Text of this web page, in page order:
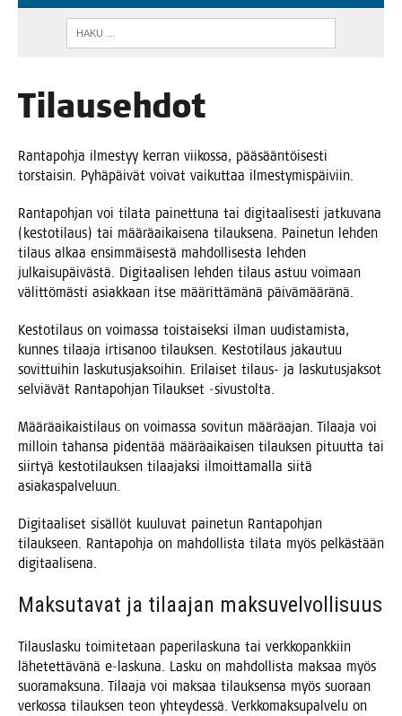
Tilauseh­dot
Ran­ta­poh­ja ilmes­tyy ker­ran vii­kos­sa, pää­sään­töi­ses­ti
tors­tai­sin. Pyhä­päi­vät voi­vat vai­kut­taa ilmestymispäiviin.
Ran­ta­poh­jan voi tila­ta pai­net­tu­na tai digi­taa­li­ses­ti jat­ku­va­na
(kes­to­ti­laus) tai mää­rä­ai­kai­se­na tilauk­se­na. Pai­ne­tun leh­den
tilaus alkaa ensim­mäi­ses­tä mah­dol­li­ses­ta leh­den
jul­kai­su­päi­väs­tä. Digi­taa­li­sen leh­den tilaus astuu voi­maan
välit­tö­mäs­ti asiak­kaan itse mää­rit­tä­mä­nä päivämääränä.
Kes­to­ti­laus on voi­mas­sa tois­tai­sek­si ilman uudis­ta­mis­ta,
kun­nes tilaa­ja irti­sa­noo tilauk­sen. Kes­to­ti­laus jakau­tuu
sovit­tui­hin las­ku­tus­jak­soi­hin. Eri­lai­set tilaus- ja las­ku­tus­jak­sot
sel­viä­vät Ran­ta­poh­jan Tilauk­set ‑sivus­tol­ta.
Mää­rä­ai­kais­ti­laus on voi­mas­sa sovi­tun mää­rä­ajan. Tilaa­ja voi
mil­loin tahan­sa piden­tää mää­rä­ai­kai­sen tilauk­sen pituut­ta tai
siir­tyä kes­to­ti­lauk­sen tilaa­jak­si ilmoit­ta­mal­la sii­tä
asiakaspalveluun.
Digi­taa­li­set sisäl­löt kuu­lu­vat pai­ne­tun Ran­ta­poh­jan
tilauk­seen. Ran­ta­poh­ja on mah­dol­lis­ta tila­ta myös pel­käs­tään
digitaalisena.
Mak­su­ta­vat ja tilaa­jan maksuvelvollisuus
Tilaus­las­ku toi­mi­te­taan pape­ri­las­ku­na tai verk­ko­pank­kiin
lähe­tet­tä­vä­nä e‑laskuna. Las­ku on mah­dol­lis­ta mak­saa myös
suo­ra­mak­su­na. Tilaa­ja voi mak­saa tilauk­sen­sa myös suo­raan
ver­kos­sa tilauk­sen teon yhtey­des­sä. Verk­ko­mak­su­pal­ve­lu on